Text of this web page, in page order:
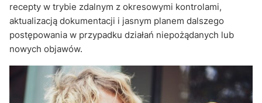
recepty w trybie zdalnym z okresowymi kontrolami,
aktualizacją dokumentacji i jasnym planem dalszego
postępowania w przypadku działań niepożądanych lub
nowych objawów.